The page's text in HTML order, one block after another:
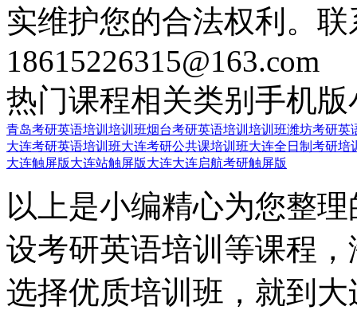
实维护您的合法权利。
18615226315@163.com
热门课程相关类别 手机版
青岛考研英语培训培训班烟台考研英语培训培训班潍坊考研英
大连考研英语培训班大连考研公共课培训班大连全日制考研培
大连触屏版大连站触屏版大连大连启航考研触屏版
以上是小编精心为您整
设考研英语培训等课程
选择优质培训班，就到